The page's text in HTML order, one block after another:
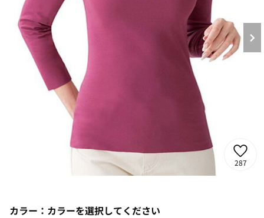
287
カラー： カラーを選択してください